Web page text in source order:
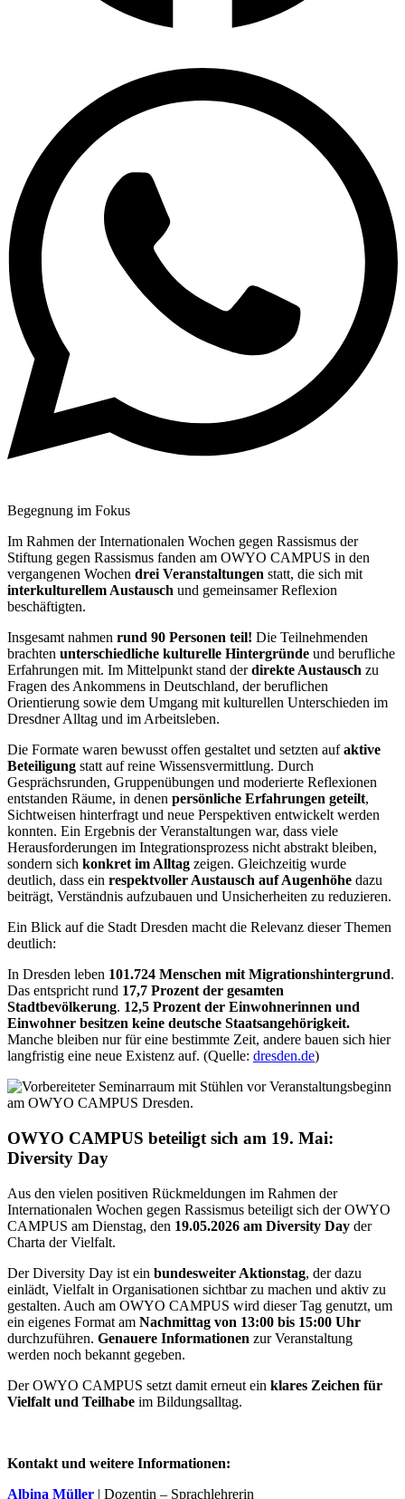
Begegnung im Fokus
Im Rahmen der Internationalen Wochen gegen Rassismus der
Stiftung gegen Rassismus fanden am OWYO CAMPUS in den
vergangenen Wochen drei Veranstaltungen statt, die sich mit
interkulturellem Austausch und gemeinsamer Reflexion
beschäftigten.
Insgesamt nahmen rund 90 Personen teil! Die Teilnehmenden
brachten unterschiedliche kulturelle Hintergründe und berufliche
Erfahrungen mit. Im Mittelpunkt stand derdirekte Austausch zu
Fragen des Ankommens in Deutschland, der beruflichen
Orientierung sowie dem Umgang mit kulturellen Unterschieden im
Dresdner Alltag und im Arbeitsleben.
Die Formate waren bewusst offen gestaltet und setzten aufaktive
Beteiligung statt auf reine Wissensvermittlung. Durch
Gesprächsrunden, Gruppenübungen und moderierte Reflexionen
entstanden Räume, in denen persönliche Erfahrungen geteilt,
Sichtweisen hinterfragt und neue Perspektiven entwickelt werden
konnten. Ein Ergebnis der Veranstaltungen war, dass viele
Herausforderungen im Integrationsprozess nicht abstrakt bleiben,
sondern sich konkret im Alltag zeigen. Gleichzeitig wurde
deutlich, dass ein respektvoller Austausch auf Augenhöhe dazu
beiträgt, Verständnis aufzubauen und Unsicherheiten zu reduzieren.
Ein Blick auf die Stadt Dresden macht die Relevanz dieser Themen
deutlich:
In Dresden leben 101.724 Menschen mit Migrationshintergrund.
Das entspricht rund 17,7 Prozent der gesamten
Stadtbevölkerung. 12,5 Prozent der Einwohnerinnen und
Einwohner besitzen keine deutsche Staatsangehörigkeit.
Manche bleiben nur für eine bestimmte Zeit, andere bauen sich hier
langfristig eine neue Existenz auf. (Quelle: dresden.de)
OWYO CAMPUS beteiligt sich am 19. Mai:
Diversity Day
Aus den vielen positiven Rückmeldungen im Rahmen der
Internationalen Wochen gegen Rassismus beteiligt sich der OWYO
CAMPUS am Dienstag, den 19.05.2026 am Diversity Day der
Charta der Vielfalt.
Der Diversity Day ist ein bundesweiter Aktionstag, der dazu
einlädt, Vielfalt in Organisationen sichtbar zu machen und aktiv zu
gestalten. Auch am OWYO CAMPUS wird dieser Tag genutzt, um
ein eigenes Format am Nachmittag von 13:00 bis 15:00 Uhr
durchzuführen. Genauere Informationen zur Veranstaltung
werden noch bekannt gegeben.
Der OWYO CAMPUS setzt damit erneut ein klares Zeichen für
Vielfalt und Teilhabe im Bildungsalltag.
Kontakt und weitere Informationen:
Albina Müller | Dozentin – Sprachlehrerin